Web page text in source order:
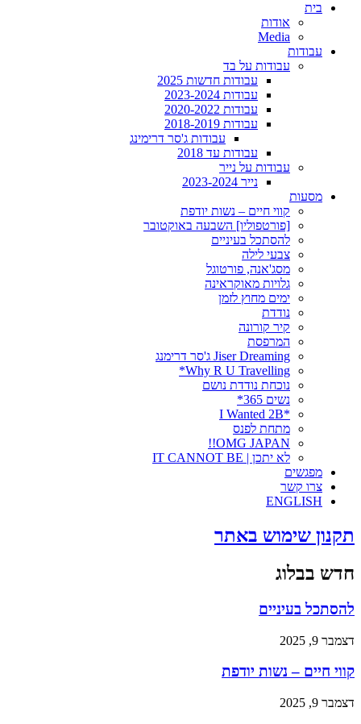
בית
אודות
Media
עבודות
עבודות על בד
עבודות חדשות 2025
עבודות 2023-2024
עבודות 2020-2022
עבודות 2018-2019
עבודות ג'סר דרימינג
עבודות עד 2018
עבודות על נייר
נייר 2023-2024
מסעות
קווי חיים – נשות יודפת
[פורטפוליו] השבעה באוקטובר
להסתכל בעיניים
צבעי לילה
מסג'אנה, פורטוגל
גלויות מאוקראינה
ימים מחוץ לזמן
נודדת
קיר קורונה
המרפסת
Jiser Dreaming ג'סר דרימנג
Why R U Travelling*
נוכחת נודדת נושם
נשים 365*
*I Wanted 2B
מתחת לפנס
OMG JAPAN!!
לא יתכן | IT CANNOT BE
מפגשים
צרו קשר
ENGLISH
תקנון שימוש באתר
חדש בבלוג
להסתכל בעיניים
דצמבר 9, 2025
קווי חיים – נשות יודפת
דצמבר 9, 2025